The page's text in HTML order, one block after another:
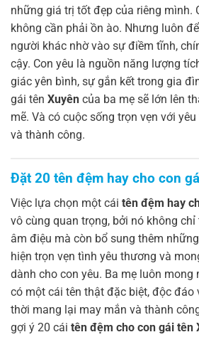
những giá trị tốt đẹp của riêng mình.
không cần phải ồn ào. Nhưng luôn
người khác nhờ vào sự điềm tĩnh,
cậy. Con yêu là nguồn năng lượng
giác yên bình, sự gắn kết trong gia
gái tên Xuyên của ba mẹ sẽ lớn lên
mẽ. Và có cuộc sống trọn vẹn với
và thành công.
Đặt 20 tên đệm hay cho con
Việc lựa chọn một cái tên đệm hay
vô cùng quan trọng, bởi nó không
âm điệu mà còn bổ sung thêm
hiện trọn vẹn tình yêu thương và
dành cho con yêu. Ba mẹ luôn mong
có một cái tên thật đặc biệt, độc đáo
thời mang lại may mắn và thành
gợi ý 20 cái tên đệm cho con gái tên